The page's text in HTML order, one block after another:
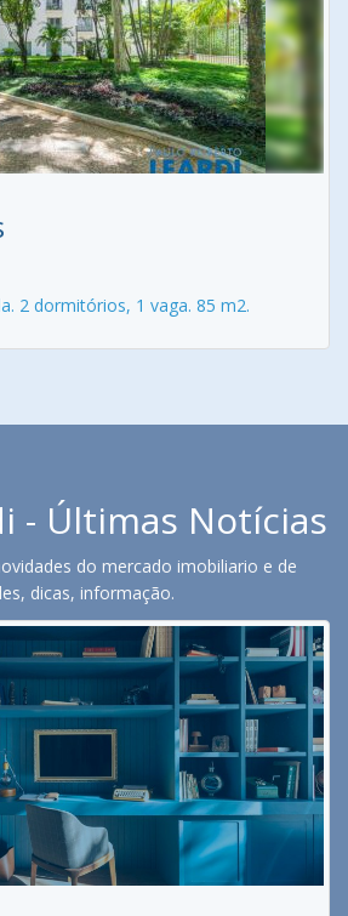
2 dormitórios, 1 vaga. 85 m2.
- Últimas Notícias
do mercado imobiliario e de
dicas, informação.